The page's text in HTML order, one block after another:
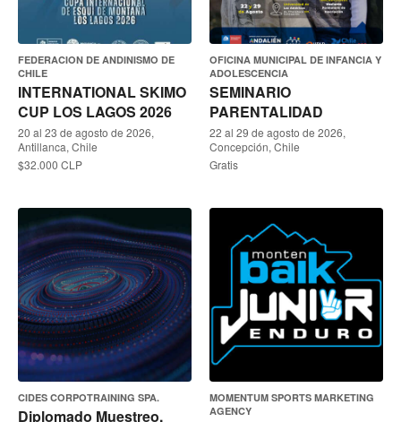
FEDERACION DE ANDINISMO DE
CHILE
INTERNATIONAL SKIMO
CUP LOS LAGOS 2026
20 al 23 de agosto de 2026,
Antillanca, Chile
$32.000 CLP
OFICINA MUNICIPAL DE INFANCIA Y
ADOLESCENCIA
SEMINARIO
PARENTALIDAD
22 al 29 de agosto de 2026,
Concepción, Chile
Gratis
CIDES CORPOTRAINING SPA.
Diplomado Muestreo,
MOMENTUM SPORTS MARKETING
AGENCY